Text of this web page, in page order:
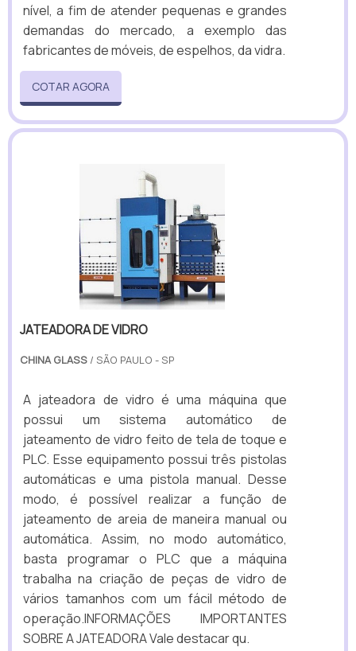
nível, a fim de atender pequenas e grandes
demandas do mercado, a exemplo das
fabricantes de móveis, de espelhos, da vidra.
COTAR AGORA
JATEADORA DE VIDRO
CHINA GLASS / SÃO PAULO - SP
A jateadora de vidro é uma máquina que
possui um sistema automático de
jateamento de vidro feito de tela de toque e
PLC. Esse equipamento possui três pistolas
automáticas e uma pistola manual. Desse
modo, é possível realizar a função de
jateamento de areia de maneira manual ou
automática. Assim, no modo automático,
basta programar o PLC que a máquina
trabalha na criação de peças de vidro de
vários tamanhos com um fácil método de
operação.INFORMAÇÕES IMPORTANTES
SOBRE A JATEADORA Vale destacar qu.